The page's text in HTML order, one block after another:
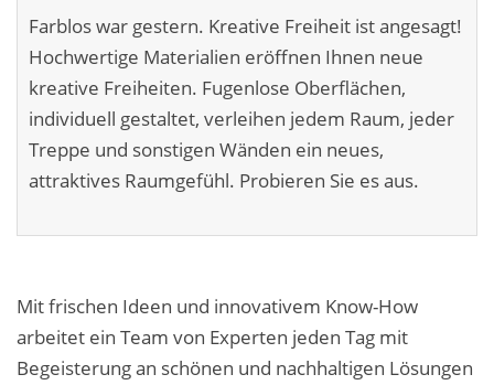
Bodenbeläge & Designböden
Business Feng-Shui
Der gesunde Raum
Echtmetalloptik
Kalkkind-Fachbetrieb – Sumpfkalk-Oberflächen
Malerarbeiten
Farblos war gestern. Kreative Freiheit ist angesagt!
Hochwertige Materialien eröffnen Ihnen neue
kreative Freiheiten. Fugenlose Oberflächen,
individuell gestaltet, verleihen jedem Raum, jeder
Treppe und sonstigen Wänden ein neues,
attraktives Raumgefühl. Probieren Sie es aus.
Mit frischen Ideen und innovativem Know-How
arbeitet ein Team von Experten jeden Tag mit
Begeisterung an schönen und nachhaltigen Lösungen